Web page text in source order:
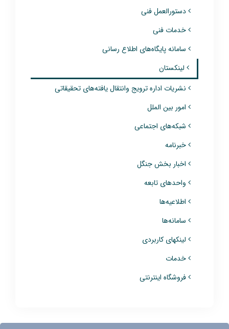
دستورالعمل فنی
خدمات فنی
سامانه پایگاه‌های اطلاع رسانی
لینکستان
نشریات اداره ترویج وانتقال یافته‌های تحقیقاتی
امور بین الملل
شبکه‌های اجتماعی
خبرنامه
اخبار بخش جنگل
واحدهای تابعه
اطلاعیه‌ها
سامانه‌ها
لینکهای کاربردی
خدمات
فروشگاه اینترنتی